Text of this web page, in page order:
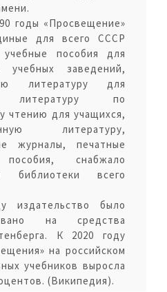
годы «Просвещение»
для всего СССР
пособия для
учебных заведений,
литературу для
литературу по
чтению для учащихся,
литературу,
журналы, печатные
пособия, снабжало
библиотеки всего
издательство было
на средства
К 2020 году
на российском
учебников выросла
(Википедия).